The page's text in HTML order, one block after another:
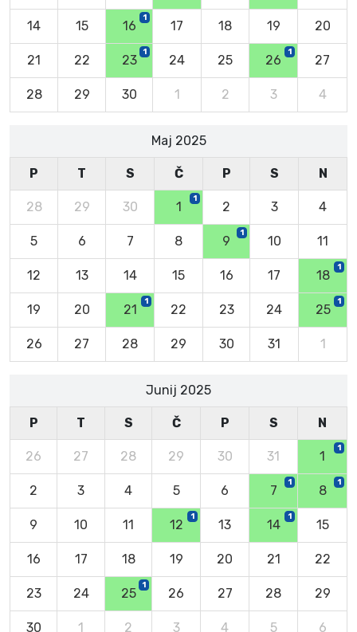
14 15 16
1
17 18 19 20
21 22 23
1
24 25 26
1
27
28 29 30 1 2 3 4
Maj 2025
P T S Č P S N
28 29 30 1
1
2 3 4
5 6 7 8 9
1
10 11
12 13 14 15 16 17 18
1
19 20 21
1
22 23 24 25
1
26 27 28 29 30 31 1
Junij 2025
P T S Č P S N
26 27 28 29 30 31 1
1
2 3 4 5 6 7
1
8
1
9 10 11 12
1
13 14
1
15
16 17 18 19 20 21 22
23 24 25
1
26 27 28 29
30 1 2 3 4 5 6